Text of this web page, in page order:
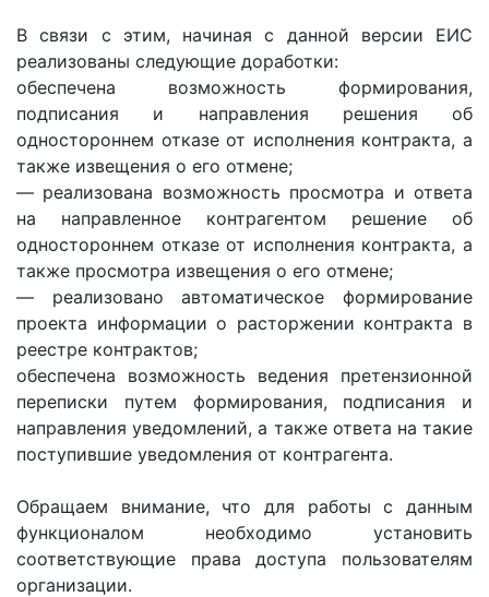
В связи с этим, начиная с данной версии ЕИС
реализованы следующие доработки:
обеспечена возможность формирования,
подписания и направления решения об
одностороннем отказе от исполнения контракта, а
также извещения о его отмене;
— реализована возможность просмотра и ответа
на направленное контрагентом решение об
одностороннем отказе от исполнения контракта, а
также просмотра извещения о его отмене;
— реализовано автоматическое формирование
проекта информации о расторжении контракта в
реестре контрактов;
обеспечена возможность ведения претензионной
переписки путем формирования, подписания и
направления уведомлений, а также ответа на такие
поступившие уведомления от контрагента.
Обращаем внимание, что для работы с данным
функционалом необходимо установить
соответствующие права доступа пользователям
организации.